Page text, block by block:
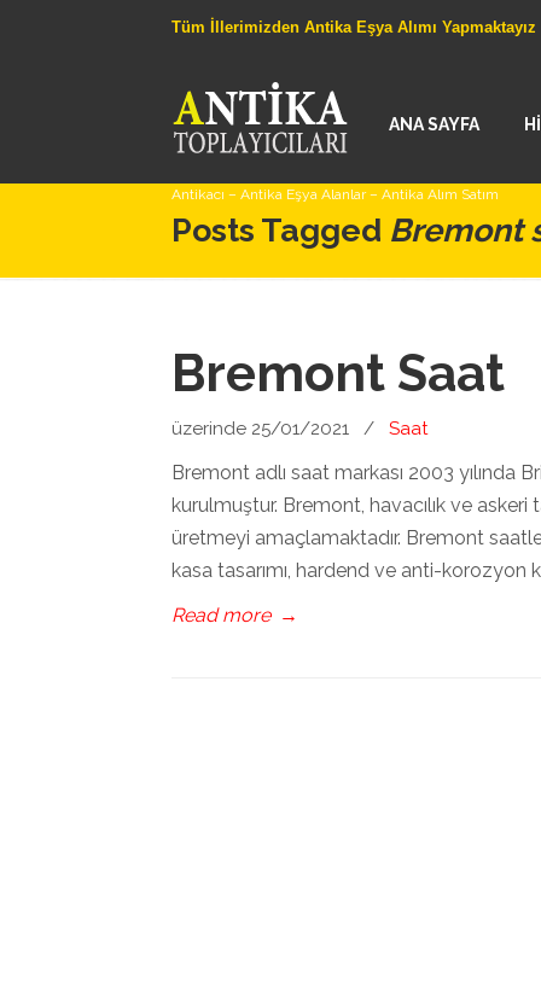
Tüm İllerimizden Antika Eşya Alımı Yapmaktayız
Antikacı – Antika Eşya Alanlar – Antika Alım Satım
ANA SAYFA
Posts Tagged Bremont
Bremont Saat
üzerinde 25/01/2021 / Saat
Bremont adlı saat markası 2003 yılında
kurulmuştur. Bremont, havacılık ve askeri
üretmeyi amaçlamaktadır. Bremont
kasa tasarımı, hardend ve anti-korozyon
Read more →